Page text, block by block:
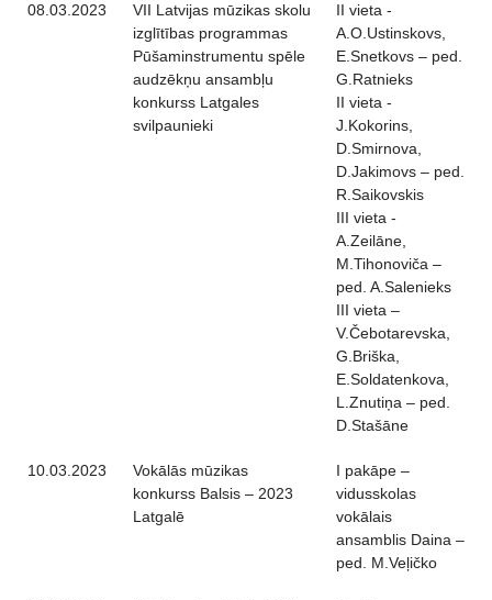
08.03.2023
VII Latvijas mūzikas skolu
izglītības programmas
Pūšaminstrumentu spēle
audzēkņu ansambļu
konkurss Latgales
svilpaunieki
II vieta -
A.O.Ustinskovs,
E.Snetkovs – ped.
G.Ratnieks
II vieta -
J.Kokorins,
D.Smirnova,
D.Jakimovs – ped.
R.Saikovskis
III vieta -
A.Zeilāne,
M.Tihonoviča –
ped. A.Salenieks
III vieta –
V.Čebotarevska,
G.Briška,
E.Soldatenkova,
L.Znutiņa – ped.
D.Stašāne
10.03.2023
Vokālās mūzikas
konkurss Balsis – 2023
Latgalē
I pakāpe –
vidusskolas
vokālais
ansamblis Daina –
ped. M.Veļičko